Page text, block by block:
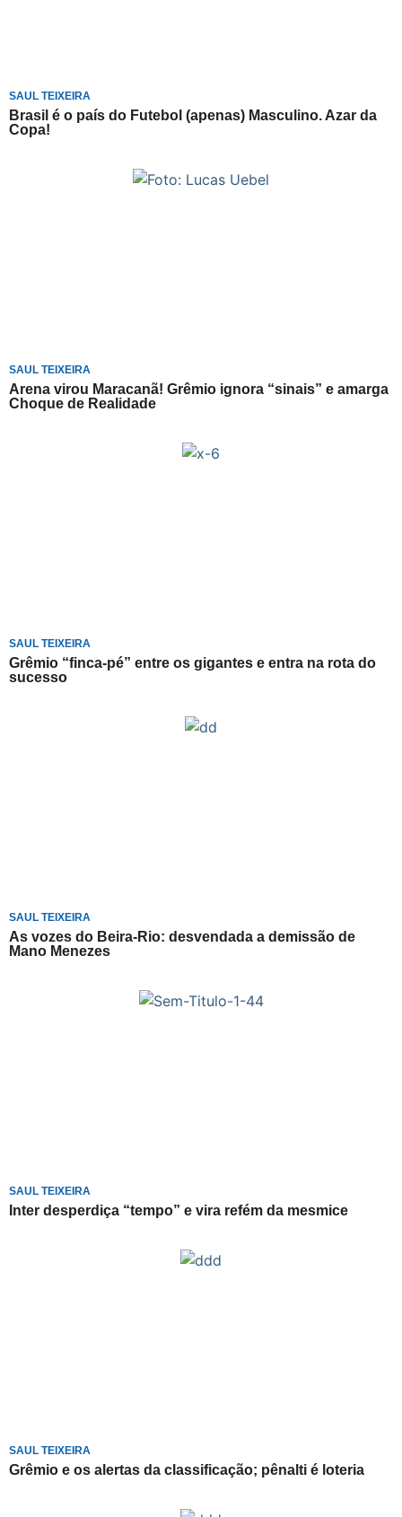
SAUL TEIXEIRA
Brasil é o país do Futebol (apenas) Masculino. Azar da
Copa!
SAUL TEIXEIRA
Arena virou Maracanã! Grêmio ignora “sinais” e amarga
Choque de Realidade
SAUL TEIXEIRA
Grêmio “finca-pé” entre os gigantes e entra na rota do
sucesso
SAUL TEIXEIRA
As vozes do Beira-Rio: desvendada a demissão de
Mano Menezes
SAUL TEIXEIRA
Inter desperdiça “tempo” e vira refém da mesmice
SAUL TEIXEIRA
Grêmio e os alertas da classificação; pênalti é loteria